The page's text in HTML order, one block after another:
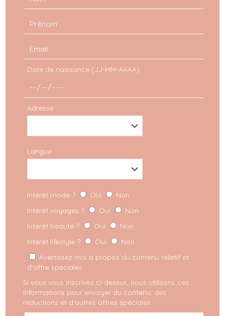
Date de naissance (JJ-MM-AAAA)
Adresse
Langue
Intérêt mode ? Oui
Non
Intérêt voyages ?
Oui
Non
Intérêt beauté ?
Oui
Non
Intérêt lifestyle ?
Oui
Non
Avertissez moi à propos du contenu relatif et
d’offre spéciales.
Si vous vous inscrivez ci-dessus, nous utilisons ces
informations pour envoyer du contenu, des
réductions et d'autres offres spéciales.